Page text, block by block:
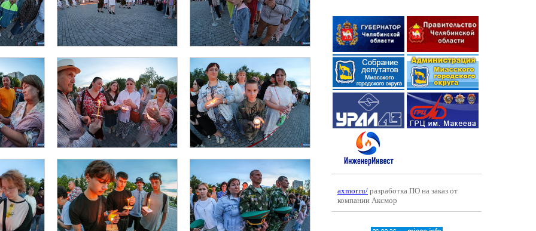
axmor.ru/ разработка ПО на заказ от
компании Аксмор